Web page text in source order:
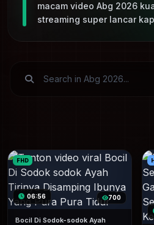
macam video Abg 2026
streaming super lancar
FHD
06:56 700
Bocil Di Sodok-sodok Ayah